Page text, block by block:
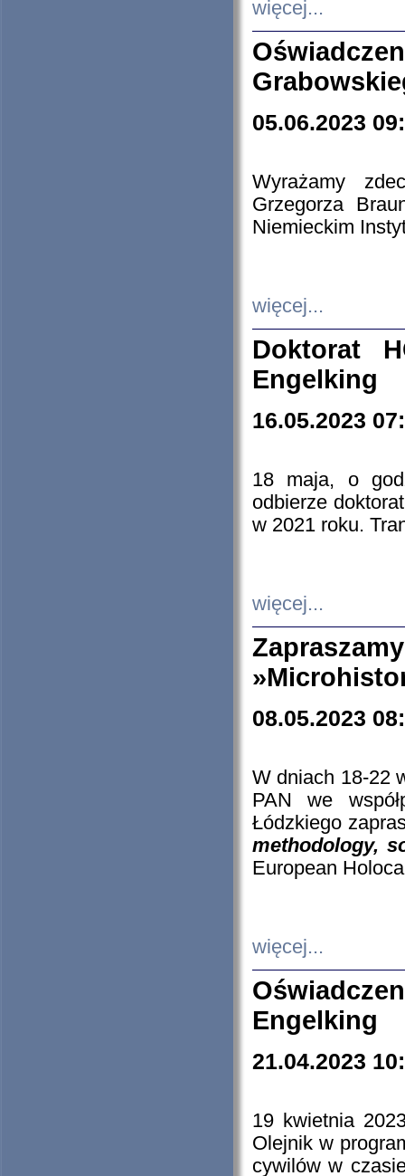
więcej...
05.06.2023
Wyrażamy
Grzegorza
Niemieckim
więcej...
Doktorat
Engelking
16.05.2023
18 maja, o
odbierze
w 2021 roku.
więcej...
08.05.2023
W dniach 18-22
PAN we
Łódzkiego
methodology,
European
więcej...
Engelking
21.04.2023
19 kwietnia
Olejnik w
cywilów w